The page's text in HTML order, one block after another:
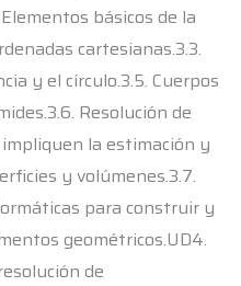
básicos de la
cartesianas.3.3.
y el círculo.3.5. Cuerpos
Resolución de
la estimación y
y volúmenes.3.7.
para construir y
geométricos.UD4.
de